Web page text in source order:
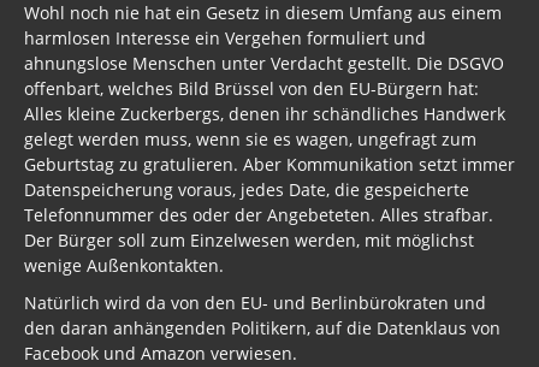
Wohl noch nie hat ein Gesetz in diesem Umfang aus einem
harmlosen Interesse ein Vergehen formuliert und
ahnungslose Menschen unter Verdacht gestellt. Die DSGVO
offenbart, welches Bild Brüssel von den EU-Bürgern hat:
Alles kleine Zuckerbergs, denen ihr schändliches Handwerk
gelegt werden muss, wenn sie es wagen, ungefragt zum
Geburtstag zu gratulieren. Aber Kommunikation setzt immer
Datenspeicherung voraus, jedes Date, die gespeicherte
Telefonnummer des oder der Angebeteten. Alles strafbar.
Der Bürger soll zum Einzelwesen werden, mit möglichst
wenige Außenkontakten.
Natürlich wird da von den EU- und Berlinbürokraten und
den daran anhängenden Politikern, auf die Datenklaus von
Facebook und Amazon verwiesen.